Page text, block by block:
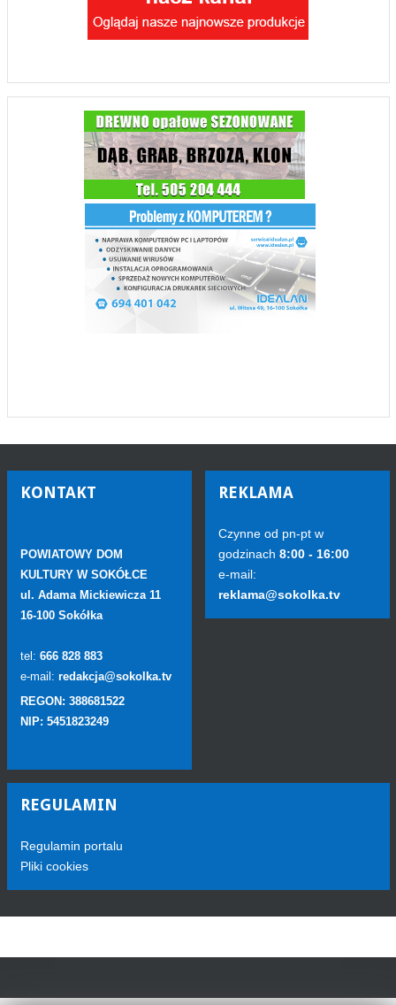
KONTAKT
POWIATOWY DOM
KULTURY W SOKÓŁCE
ul. Adama Mickiewicza 11
16-100 Sokółka
tel: 666 828 883
e-mail: redakcja@sokolka.tv
REGON: 388681522
NIP: 5451823249
REKLAMA
Czynne od pn-pt w
godzinach 8:00 - 16:00
e-mail:
reklama@sokolka.tv
REGULAMIN
Regulamin portalu
Pliki cookies